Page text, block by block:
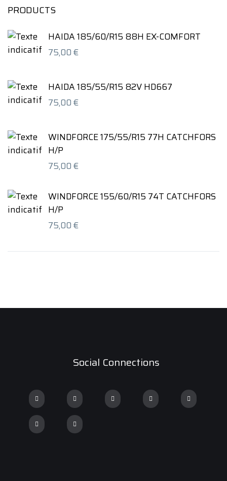
PRODUCTS
HAIDA 185/60/R15 88H EX-COMFORT
75,00€
HAIDA 185/55/R15 82V HD667
75,00€
WINDFORCE 175/55/R15 77H CATCHFORS
H/P
75,00€
WINDFORCE 155/60/R15 74T CATCHFORS
H/P
75,00€
Social Connections